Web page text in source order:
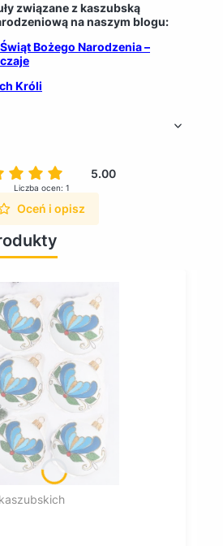
związane z kaszubską
na naszym blogu:
Bożego Narodzenia –
Króli
5.00
Liczba ocen: 1
Oceń i opisz